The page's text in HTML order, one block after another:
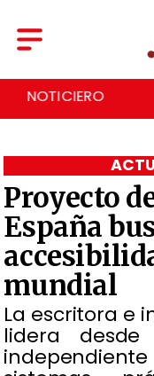
NACIONAL
Proyecto
España
mundial
La escritora e
lidera